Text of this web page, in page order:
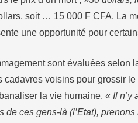
soit … 15 000 F CFA. La
une opportunité pour
sont évaluées selon
cadavres voisins pour grossir
la vie humaine. « Il n’y
ces gens-là (l’Etat),